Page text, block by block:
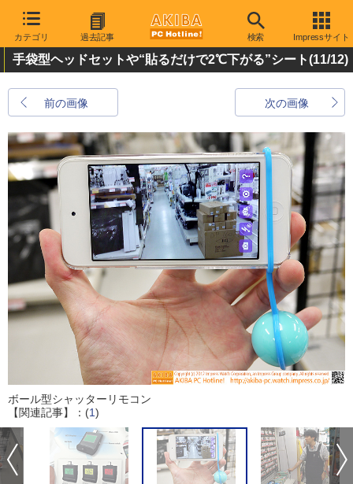
カテゴリ 過去記事 検索 Impressサイト
手袋型ヘッドセットや“貼るだけで2℃下がる”シート(11/12)
前の画像 次の画像
ボール型シャッターリモコン
【関連記事】：(1)